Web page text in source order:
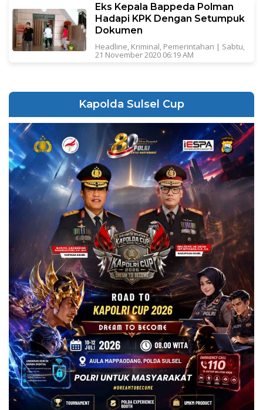
Eks Kepala Bappeda Polman
Hadapi KPK Dengan Setumpuk
Dokumen
Headline, Kriminal, Pemerintahan | Sabtu,
21 November 2020 06:19 AM
Kapolda Sulsel Cup